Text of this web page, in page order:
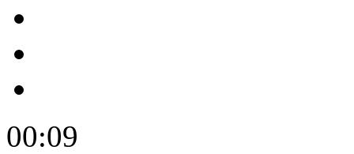
00:09